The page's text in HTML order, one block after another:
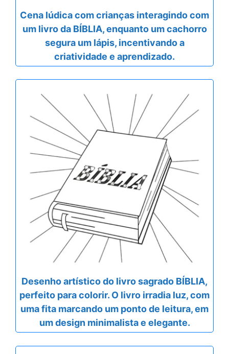
Cena lúdica com crianças interagindo com
um livro da BÍBLIA, enquanto um cachorro
segura um lápis, incentivando a
criatividade e aprendizado.
Desenho artístico do livro sagrado BÍBLIA,
perfeito para colorir. O livro irradia luz, com
uma fita marcando um ponto de leitura, em
um design minimalista e elegante.